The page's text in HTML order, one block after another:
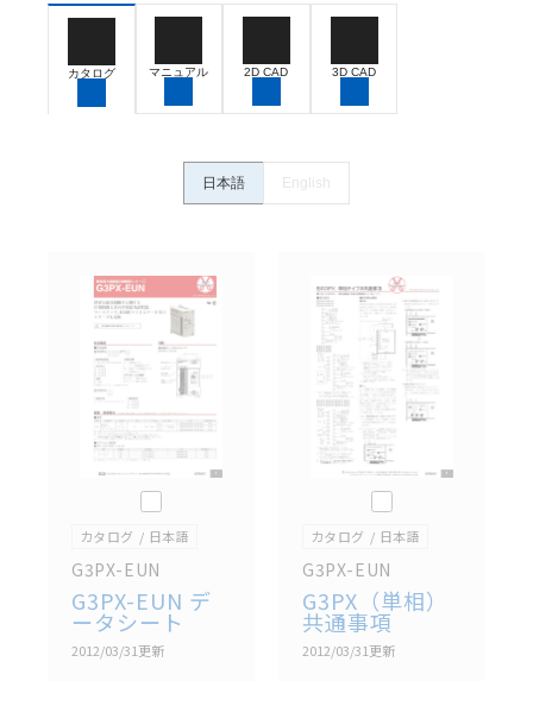
うな用途に使用される場合には、システム全体として
保できるよう設計されていること、および本製品が全
ていることを、必ず事前に確認してください。
ン事例は参考用ですので、ご採用に際しては機器・装
置の機能や安全性をご確認のうえご使用ください。・
ている可能性がありますがご容赦ください。
記載されているサービス内容や連絡先等は作成当時の
ものであり、変更・改定させていただいている可能性
があります。改めて当サイトの掲載内容をご確認のう
え、ご用命下さいますようお願いいたします。
カタログ マニュアル 2D CAD 3D CAD
日本語 English
このカタログを選択
カタログ 日本語
G3PX-EUN
G3PX-EUN デ
ータシート
2012/03/31更新
このカタログを選択
カタログ 日本語
G3PX-EUN
G3PX（単相）
共通事項
2012/03/31更新